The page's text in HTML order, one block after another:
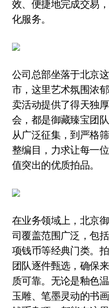
效、便捷地完成交易
化服务。
公司总部坐落于北京
市，这里艺术氛围浓
卖活动提供了得天独
会，都是御藏臻宝团
从广泛征集，到严格
整编目，力求让每一
值突出的优质拍品。
在业务领域上，北京
司覆盖范围广泛，包
项钱币等经典门类。
团队逐件甄选，确保
质可靠。无论是釉色
玉雕、笔墨灵动的书